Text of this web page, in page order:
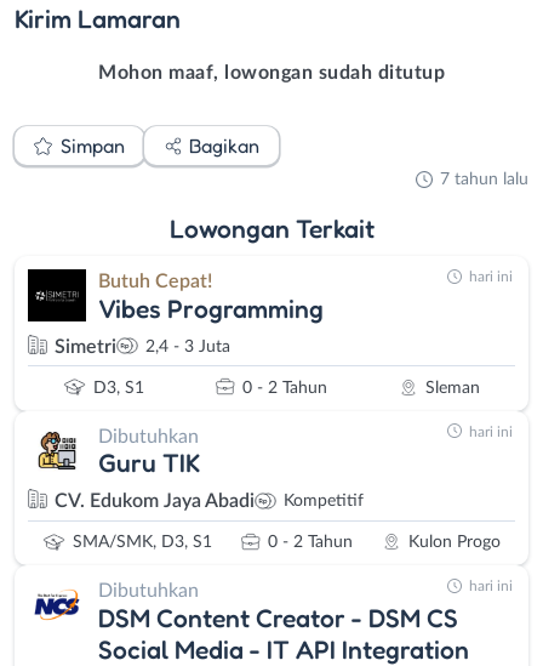
Kirim Lamaran
Mohon maaf, lowongan sudah ditutup
Simpan Bagikan
7 tahun lalu
Lowongan Terkait
Butuh Cepat!
Vibes Programming
Simetri 2,4 - 3 Juta
D3, S1 0 - 2 Tahun Sleman
hari ini
Dibutuhkan
Guru TIK
CV. Edukom Jaya Abadi Kompetitif
SMA/SMK, D3, S1 0 - 2 Tahun Kulon Progo
hari ini
Dibutuhkan
DSM Content Creator - DSM CS
Social Media - IT API Integration
hari ini